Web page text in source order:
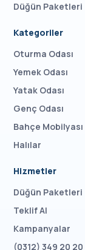
Düğün Paketleri
Kategoriler
Oturma Odası
Yemek Odası
Yatak Odası
Genç Odası
Bahçe Mobilyası
Halılar
Hizmetler
Düğün Paketleri
Teklif Al
Kampanyalar
(0312) 349 20 20